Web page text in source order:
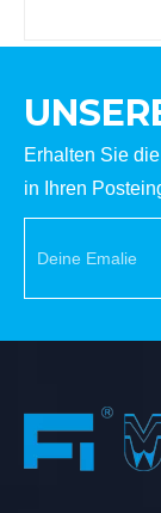
Erhalten Sie
in Ihren